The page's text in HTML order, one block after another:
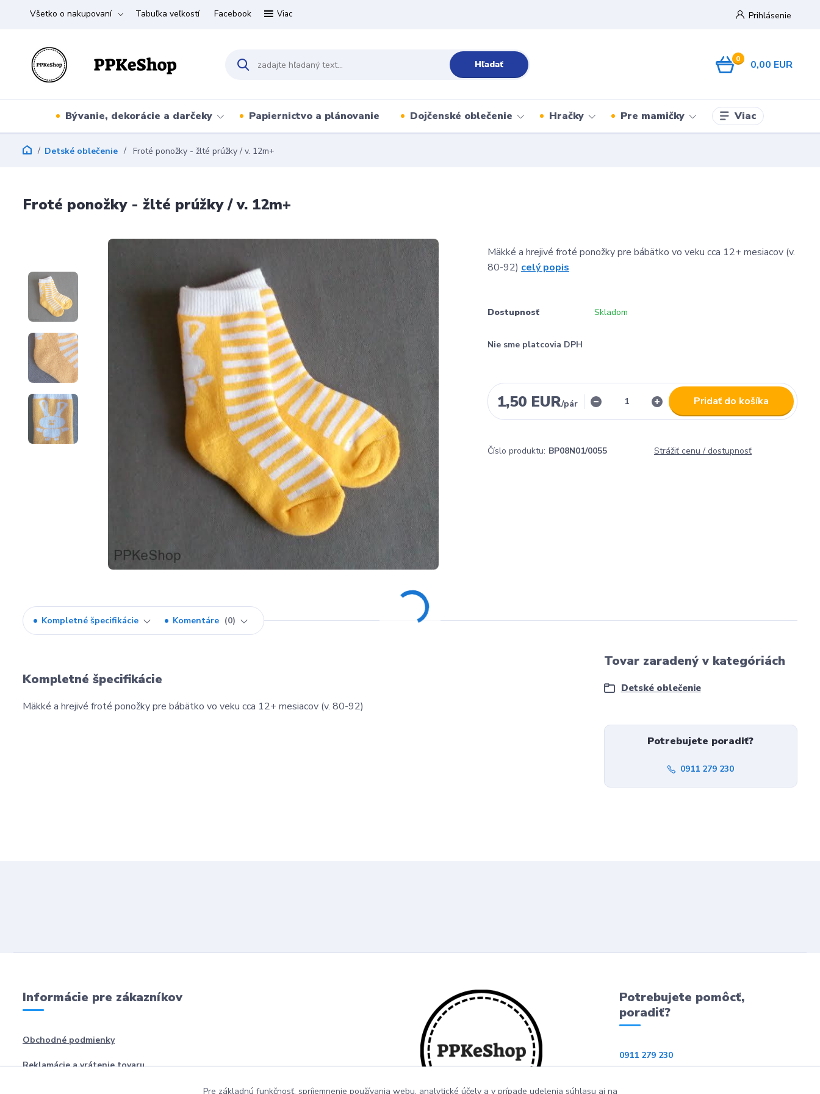
Všetko o nakupovaní Tabuľka veľkostí Facebook Viac Prihlásenie
Hľadať 0 0,00 EUR
Bývanie, dekorácie a darčeky Papiernictvo a plánovanie Dojčenské oblečenie Hračky Pre mamičky Viac
Detské oblečenie Froté ponožky - žlté prúžky / v. 12m+
Froté ponožky - žlté prúžky / v. 12m+
Mäkké a hrejivé froté ponožky pre bábätko vo veku cca 12+ mesiacov (v.
80-92) celý popis
Dostupnosť Skladom
Nie sme platcovia DPH
1,50 EUR/pár Pridať do košíka
Číslo produktu: BP08N01/0055 Strážiť cenu / dostupnosť
Kompletné špecifikácie Komentáre 0
Kompletné špecifikácie
Mäkké a hrejivé froté ponožky pre bábätko vo veku cca 12+ mesiacov (v. 80-92)
Tovar zaradený v kategóriách
Detské oblečenie
Potrebujete poradiť?
0911 279 230
Informácie pre zákazníkov
Obchodné podmienky
Reklamácie a vrátenie tovaru
Potrebujete pomôcť,
poradiť?
0911 279 230
Pre základnú funkčnosť, spríjemnenie používania webu, analytické účely a v prípade udelenia súhlasu aj na